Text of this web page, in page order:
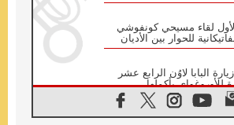
لقاء مسيحي كونفوشي
للحوار بين الأديان
البابا لاوُن الرابع عشر
بأكملها
الزيارة الرسولية للبابا لاوُن